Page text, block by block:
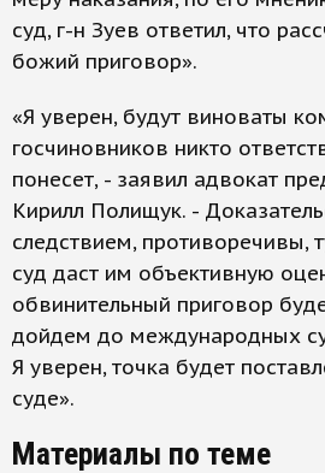
суд, г-н Зуев ответил, что
божий приговор».
«Я уверен, будут виноваты
госчиновников никто
понесет, - заявил адвокат
Кирилл Полищук. -
следствием, противоречивы,
суд даст им объективную
обвинительный приговор
дойдем до международных
Я уверен, точка будет
суде».
Материалы по теме